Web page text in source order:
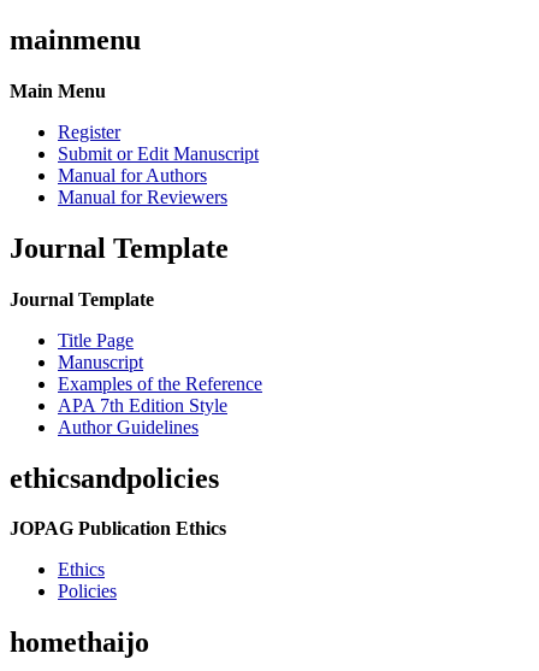
mainmenu
Main Menu
Register
Submit or Edit Manuscript
Manual for Authors
Manual for Reviewers
Journal Template
Journal Template
Title Page
Manuscript
Examples of the Reference
APA 7th Edition Style
Author Guidelines
ethicsandpolicies
JOPAG Publication Ethics
Ethics
Policies
homethaijo